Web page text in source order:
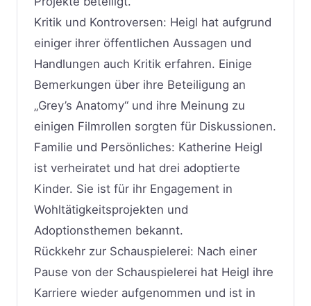
Kritik und Kontroversen: Heigl hat aufgrund
einiger ihrer öffentlichen Aussagen und
Handlungen auch Kritik erfahren. Einige
Bemerkungen über ihre Beteiligung an
„Grey’s Anatomy“ und ihre Meinung zu
einigen Filmrollen sorgten für Diskussionen.
Familie und Persönliches: Katherine Heigl
ist verheiratet und hat drei adoptierte
Kinder. Sie ist für ihr Engagement in
Wohltätigkeitsprojekten und
Adoptionsthemen bekannt.
Rückkehr zur Schauspielerei: Nach einer
Pause von der Schauspielerei hat Heigl ihre
Karriere wieder aufgenommen und ist in